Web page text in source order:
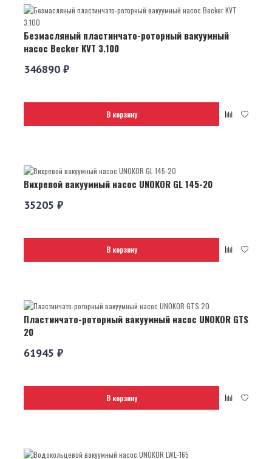
Безмасляный пластинчато-роторный вакуумный
насос Becker KVT 3.100
346890 ₽
В корзину
Вихревой вакуумный насос UNOKOR GL 145-20
35205 ₽
В корзину
Пластинчато-роторный вакуумный насос UNOKOR GTS
20
61945 ₽
В корзину